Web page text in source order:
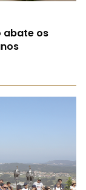
abate os